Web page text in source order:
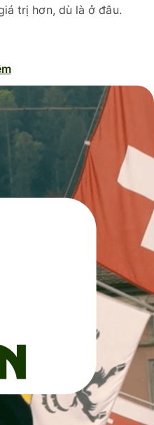
trị hơn, dù là ở đâu.